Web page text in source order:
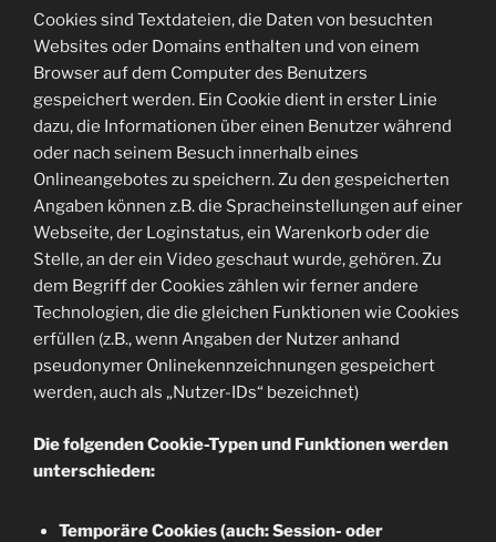
Cookies sind Textdateien, die Daten von besuchten
Websites oder Domains enthalten und von einem
Browser auf dem Computer des Benutzers
gespeichert werden. Ein Cookie dient in erster Linie
dazu, die Informationen über einen Benutzer während
oder nach seinem Besuch innerhalb eines
Onlineangebotes zu speichern. Zu den gespeicherten
Angaben können z.B. die Spracheinstellungen auf einer
Webseite, der Loginstatus, ein Warenkorb oder die
Stelle, an der ein Video geschaut wurde, gehören. Zu
dem Begriff der Cookies zählen wir ferner andere
Technologien, die die gleichen Funktionen wie Cookies
erfüllen (z.B., wenn Angaben der Nutzer anhand
pseudonymer Onlinekennzeichnungen gespeichert
werden, auch als „Nutzer-IDs“ bezeichnet)
Die folgenden Cookie-Typen und Funktionen werden
unterschieden:
Temporäre Cookies (auch: Session- oder